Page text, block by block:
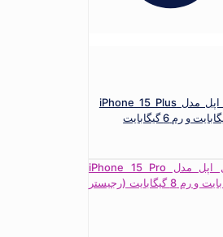
گوشی موبایل اپل مدل iPhone 15 Plus